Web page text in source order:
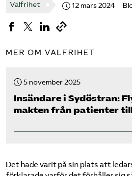
In English
Valfrihet 12 mars 2024
MER OM VALFRIHET
5 november 2025
Insändare i Sydöstran:
makten från patienter
Det hade varit på sin plats att